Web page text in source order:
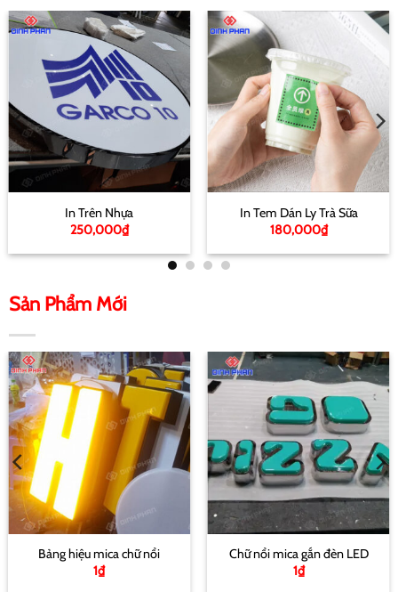
In Trên Nhựa
250,000₫
In Tem Dán Ly Trà Sữa
180,000₫
Sản Phẩm Mới
Bảng hiệu mica chữ nổi
1₫
Chữ nổi mica gắn đèn LED
1₫